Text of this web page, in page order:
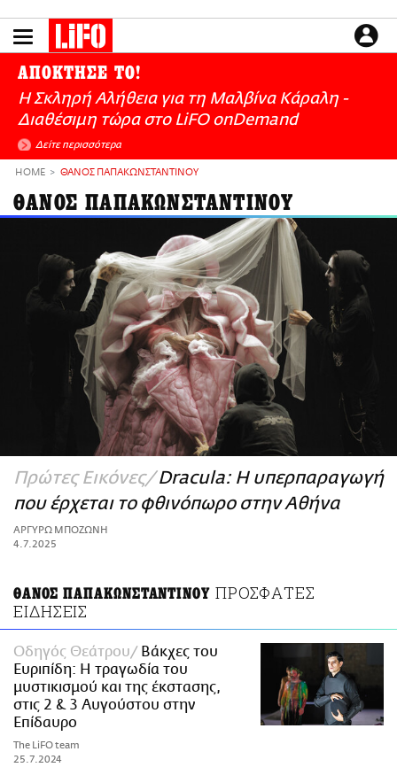
το
LIFO SHOP
NEWSLETTER
ΜΙΚΡΟΠΡΑΓΜΑΤΑ
THE GOOD LIFO
LIFOLAND
CITY GUIDE
ΕΙΔΗΣΕΙΣ
CULTURE
ΑΠΟΨΕΙΣ
ΤΡΟΠΟΣ ΖΩΗΣ
PODCASTS
Plus
ΑΠΟΚΤΗΣΕ ΤΟ!
Η Σκληρή Αλήθεια για τη Μαλβίνα Κάραλη -
Διαθέσιμη τώρα στo LiFO onDemand
Δείτε περισσότερα
HOME ΘΑΝΟΣ ΠΑΠΑΚΩΝΣΤΑΝΤΙΝΟΥ
ΘΑΝΟΣ ΠΑΠΑΚΩΝΣΤΑΝΤΙΝΟΥ
Πρώτες Εικόνες Dracula: Η υπερπαραγωγή
που έρχεται το φθινόπωρο στην Αθήνα
ΑΡΓΥΡΩ ΜΠΟΖΩΝΗ
4.7.2025
ΘΑΝΟΣ ΠΑΠΑΚΩΝΣΤΑΝΤΙΝΟΥ ΠΡΟΣΦΑΤΕΣ
ΕΙΔΗΣΕΙΣ
Οδηγός Θεάτρου
Βάκχες του
Ευριπίδη: Η τραγωδία του
μυστικισμού και της έκστασης,
στις 2 & 3 Αυγούστου στην
Επίδαυρο
The LiFO team
25.7.2024